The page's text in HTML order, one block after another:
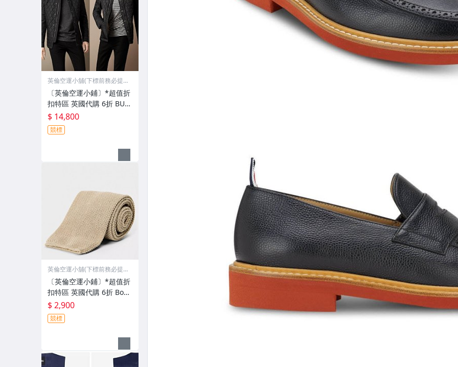
英倫空運小舖(下標前務必提
〔英倫空運小鋪〕*超值折
扣特區 英國代購 6折 BUR
BERRY 熱門款 菱格紋 外
套 夾克 (有檔期)
$ 14,800
競標
英倫空運小舖(下標前務必提
〔英倫空運小鋪〕*超值折
扣特區 英國代購 6折 Boss
針織 領帶 (有檔期)
$ 2,900
競標